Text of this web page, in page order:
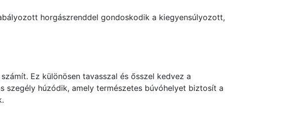
horgászrenddel gondoskodik a kiegyensúlyozott,
Ez különösen tavasszal és ősszel kedvez a
szegély húzódik, amely természetes búvóhelyet biztosít a